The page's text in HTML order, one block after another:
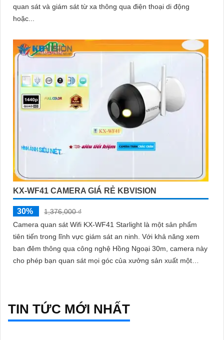
quan sát và giám sát từ xa thông qua điện thoại di động
hoặc...
KX-WF41 CAMERA GIÁ RẺ KBVISION
30%
1,376,000 ₫
Camera quan sát Wifi KX-WF41 Starlight là một sản phẩm
tiên tiến trong lĩnh vực giám sát an ninh. Với khả năng xem
ban đêm thông qua công nghệ Hồng Ngoại 30m, camera này
cho phép bạn quan sát mọi góc của xưởng sản xuất một
TIN TỨC MỚI NHẤT